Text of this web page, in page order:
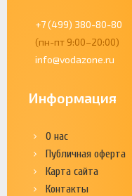
+7 (499) 380-80-80
(пн-пт 9:00–20:00)
info@vodazone.ru
Информация
О нас
Публичная оферта
Карта сайта
Контакты